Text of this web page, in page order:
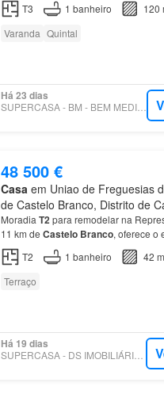
T3
1 banheiro
120
Varanda Quintal
Há 23 dias
SUPERCASA - BM - BEM MEDIAR - MEDIAÇÃO IMOBILIÁRIA, LDA.
48 500 €
Casa em Uniao de Freguesias
de Castelo Branco, Distrito de
Moradia T2para remodelar na
11 km de Castelo Branco, oferece o
urbana.…
T2 1 banheiro
42
Terraço
Há 19 dias
SUPERCASA - DS IMOBILIÁRIA - CASTELO BRANCO